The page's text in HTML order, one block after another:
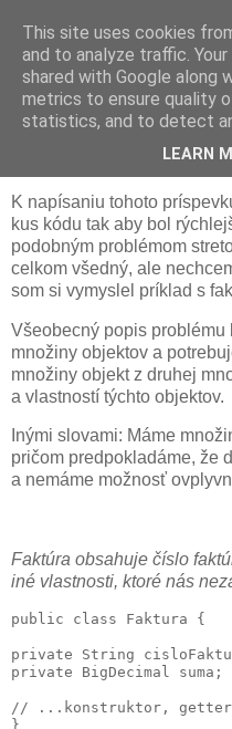
Zont
nedeľa 4. septembra
Párovacie
K napísaniu tohoto
kus kódu tak aby bol
podobným problémom
celkom všedný, ale
som si vymyslel príklad s
Všeobecný popis problému
množiny objektov a
množiny objekt z druhej
a vlastností týchto objektov.
Inými slovami: Máme
pričom predpokladáme, že
a nemáme možnosť
Faktúra obsahuje číslo
iné vlastnosti, ktoré nás
public class Faktura {
private String
private BigDecimal suma;
// ...konstruktor,
This site uses cookies
and to analyze traffic.
shared with Google along
metrics to ensure quality
statistics, and to detect
LEARN